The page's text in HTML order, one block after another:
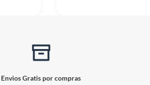
Envios Gratis por compras